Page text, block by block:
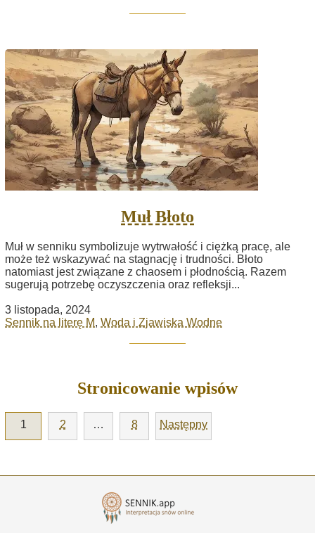
Muł Błoto
Muł w senniku symbolizuje wytrwałość i ciężką pracę, ale
może też wskazywać na stagnację i trudności. Błoto
natomiast jest związane z chaosem i płodnością. Razem
sugerują potrzebę oczyszczenia oraz refleksji...
3 listopada, 2024
Sennik na literę M, Woda i Zjawiska Wodne
Stronicowanie wpisów
1 2 … 8 Następny